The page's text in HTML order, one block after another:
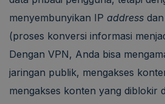
menyembunyikan IP address
(proses konversi informasi
Dengan VPN, Anda bisa
jaringan publik, mengakses
mengakses konten yang diblokir